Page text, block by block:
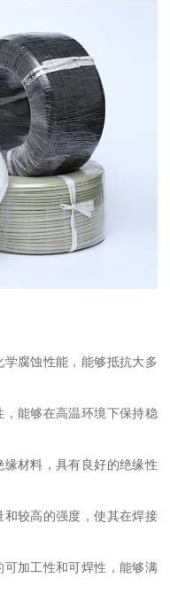
学腐蚀性能，能够抵抗大多
，能够在高温环境下保持稳
材料，具有良好的绝缘性
和较高的强度，使其在焊接
可加工性和可焊性，能够满